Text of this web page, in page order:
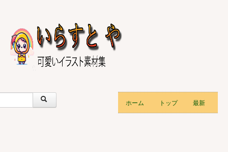
ホーム トップ 最新